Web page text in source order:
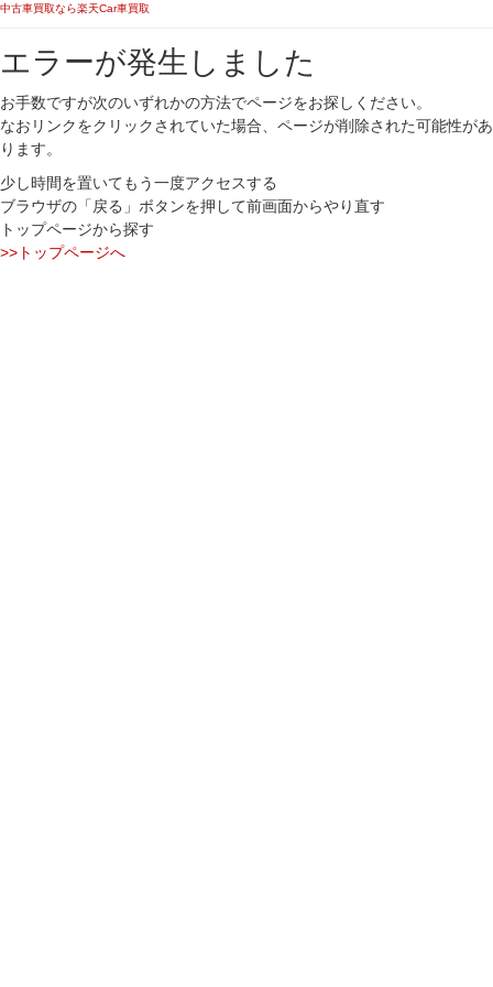
中古車買取なら楽天Car車買取
エラーが発生しました
お手数ですが次のいずれかの方法でページをお探しください。
なおリンクをクリックされていた場合、ページが削除された可能性があ
ります。
少し時間を置いてもう一度アクセスする
ブラウザの「戻る」ボタンを押して前画面からやり直す
トップページから探す
>>トップページへ